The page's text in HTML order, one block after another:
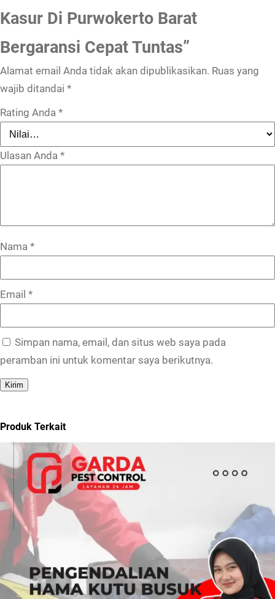
Kasur Di Purwokerto Barat
Bergaransi Cepat Tuntas”
Alamat email Anda tidak akan dipublikasikan. Ruas yang
wajib ditandai *
Rating Anda *
Ulasan Anda *
Nama *
Email *
Simpan nama, email, dan situs web saya pada
peramban ini untuk komentar saya berikutnya.
Produk Terkait